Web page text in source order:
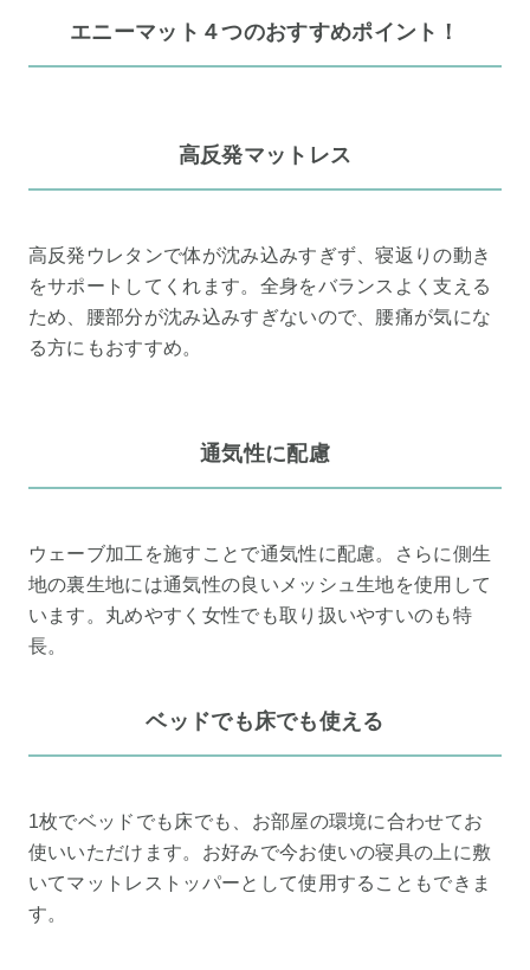
エニーマット４つのおすすめポイント！
高反発マットレス
高反発ウレタンで体が沈み込みすぎず、寝返りの動き
をサポートしてくれます。全身をバランスよく支える
ため、腰部分が沈み込みすぎないので、腰痛が気にな
る方にもおすすめ。
通気性に配慮
ウェーブ加工を施すことで通気性に配慮。さらに側生
地の裏生地には通気性の良いメッシュ生地を使用して
います。丸めやすく女性でも取り扱いやすいのも特
長。
ベッドでも床でも使える
1枚でベッドでも床でも、お部屋の環境に合わせてお
使いいただけます。お好みで今お使いの寝具の上に敷
いてマットレストッパーとして使用することもできま
す。